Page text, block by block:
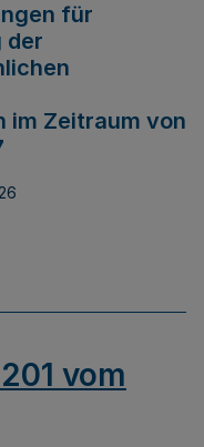
für
der
im Zeitraum von
vom